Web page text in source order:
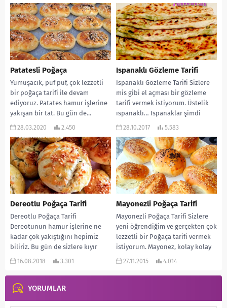
Patatesli Poğaça
Yumuşacık, puf puf, çok lezzetli
bir poğaça tarifi ile devam
ediyoruz. Patates hamur işlerine
yakışan bir tat. Bu gün de...
28.03.2020 2.450
Ispanaklı Gözleme Tarifi
Ispanaklı Gözleme Tarifi Sizlere
mis gibi el açması bir gözleme
tarifi vermek istiyorum. Üstelik
ıspanaklı… Ispanaklar şimdi
tezgahlarda çok taze...
28.10.2017 5.583
Dereotlu Poğaça Tarifi
Dereotlu Poğaça Tarifi
Dereotunun hamur işlerine ne
kadar çok yakıştığını hepimiz
biliriz. Bu gün de sizlere kıyır
kıyır ve çok...
16.08.2018 3.301
Mayonezli Poğaça Tarifi
Mayonezli Poğaça Tarifi Sizlere
yeni öğrendiğim ve gerçekten çok
lezzetli bir Poğaça tarifi vermek
istiyorum. Mayonez, kolay kolay
bayatlamısını ölüyor...
27.11.2015 4.014
YORUMLAR